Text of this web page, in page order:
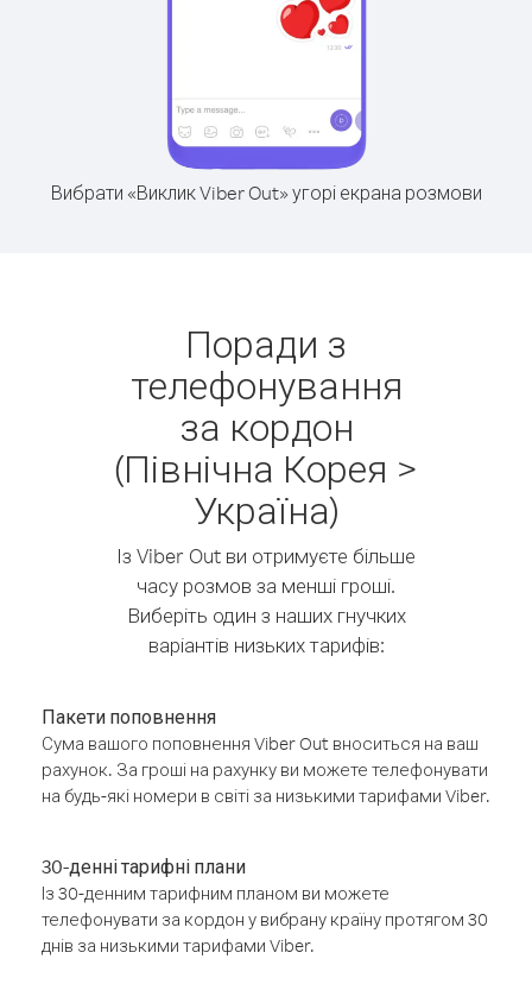
Вибрати «Виклик Viber Out» угорі екрана розмови
Поради з
телефонування
за кордон
(Північна Корея >
Україна)
Із Viber Out ви отримуєте більше
часу розмов за менші гроші.
Виберіть один з наших гнучких
варіантів низьких тарифів:
Пакети поповнення
Сума вашого поповнення Viber Out вноситься на ваш
рахунок. За гроші на рахунку ви можете телефонувати
на будь-які номери в світі за низькими тарифами Viber.
30-денні тарифні плани
Із 30-денним тарифним планом ви можете
телефонувати за кордон у вибрану країну протягом 30
днів за низькими тарифами Viber.